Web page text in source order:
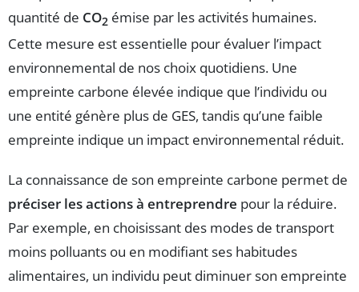
quantité de CO2 émise par les activités humaines.
Cette mesure est essentielle pour évaluer l’impact
environnemental de nos choix quotidiens. Une
empreinte carbone élevée indique que l’individu ou
une entité génère plus de GES, tandis qu’une faible
empreinte indique un impact environnemental réduit.
La connaissance de son empreinte carbone permet de
préciser les actions à entreprendre pour la réduire.
Par exemple, en choisissant des modes de transport
moins polluants ou en modifiant ses habitudes
alimentaires, un individu peut diminuer son empreinte